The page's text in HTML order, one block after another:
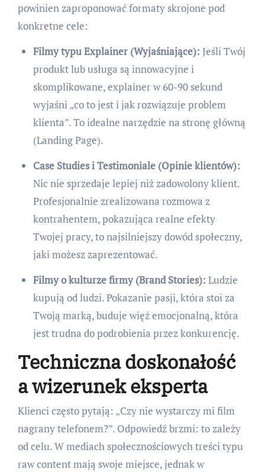
powinien zaproponować formaty skrojone pod
konkretne cele:
Filmy typu Explainer (Wyjaśniające): Jeśli Twój
produkt lub usługa są innowacyjne i
skomplikowane, explainer w 60-90 sekund
wyjaśni „co to jest i jak rozwiązuje problem
klienta”. To idealne narzędzie na stronę główną
(Landing Page).
Case Studies i Testimoniale (Opinie klientów):
Nic nie sprzedaje lepiej niż zadowolony klient.
Profesjonalnie zrealizowana rozmowa z
kontrahentem, pokazująca realne efekty
Twojej pracy, to najsilniejszy dowód społeczny,
jaki możesz zaprezentować.
Filmy o kulturze firmy (Brand Stories): Ludzie
kupują od ludzi. Pokazanie pasji, która stoi za
Twoją marką, buduje więź emocjonalną, która
jest trudna do podrobienia przez konkurencję.
Techniczna doskonałość
a wizerunek eksperta
Klienci często pytają: „Czy nie wystarczy mi film
nagrany telefonem?”. Odpowiedź brzmi: to zależy
od celu. W mediach społecznościowych treści typu
raw content mają swoje miejsce, jednak w